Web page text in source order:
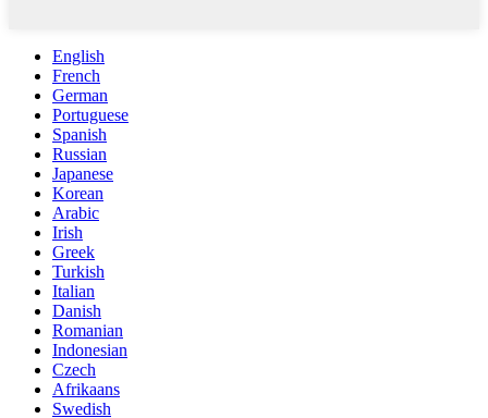
English
French
German
Portuguese
Spanish
Russian
Japanese
Korean
Arabic
Irish
Greek
Turkish
Italian
Danish
Romanian
Indonesian
Czech
Afrikaans
Swedish